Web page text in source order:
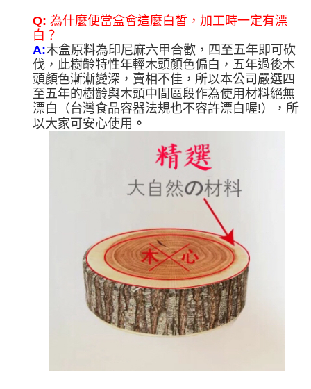
Q: 為什麼便當盒會這麼白皙，加工時一定有漂
白？
A:木盒原料為印尼麻六甲合歡，四至五年即可砍
伐，此樹齡特性年輕木頭顏色偏白，五年過後木
頭顏色漸漸變深，賣相不佳，所以本公司嚴選四
至五年的樹齡與木頭中間區段作為使用材料絕無
漂白（台灣食品容器法規也不容許漂白喔!），所
以大家可安心使用 。